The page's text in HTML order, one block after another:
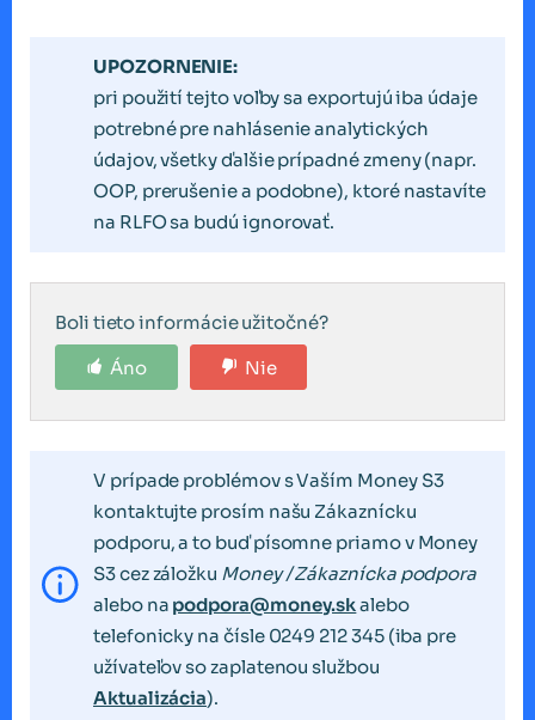
UPOZORNENIE:
pri použití tejto voľby sa exportujú iba údaje
potrebné pre nahlásenie analytických
údajov, všetky ďalšie prípadné zmeny (napr.
OOP, prerušenie a podobne), ktoré nastavíte
na RLFO sa budú ignorovať.
Boli tieto informácie užitočné?
Áno
Nie
V prípade problémov s Vaším Money S3
kontaktujte prosím našu Zákaznícku
podporu, a to buď písomne priamo v Money
S3 cez záložku Money / Zákaznícka podpora
alebo na podpora@money.skalebo
telefonicky na čísle 0249 212 345 (iba pre
užívateľov so zaplatenou službou
Aktualizácia).